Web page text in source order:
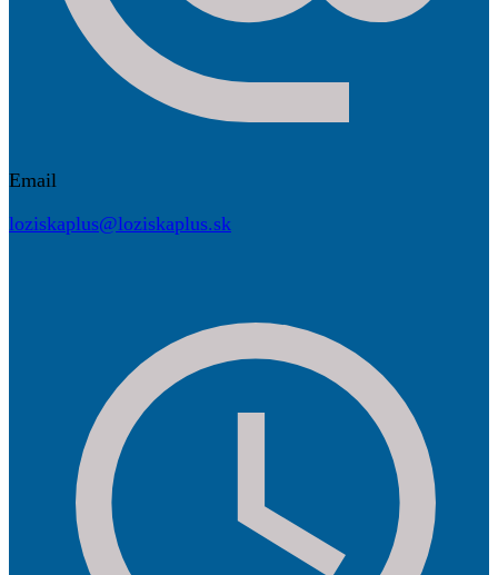
Email
loziskaplus@loziskaplus.sk